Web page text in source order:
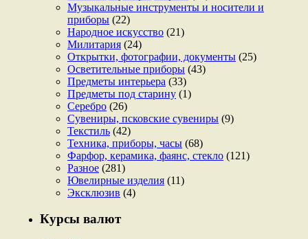
Музыкальные инструменты и носители и
приборы (22)
Народное искусство (21)
Милитария (24)
Открытки, фотографии, документы (25)
Осветительные приборы (43)
Предметы интерьера (33)
Предметы под старину (1)
Серебро (26)
Сувениры, псковские сувениры (9)
Текстиль (42)
Техника, приборы, часы (68)
Фарфор, керамика, фаянс, стекло (121)
Разное (281)
Ювелирные изделия (11)
Эксклюзив (4)
Курсы валют